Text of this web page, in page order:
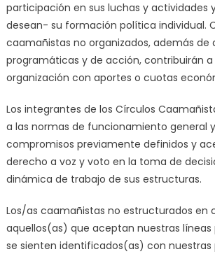
participación en sus luchas y actividades
desean- su formación política individual.
caamañistas no organizados, además de
programáticas y de acción, contribuirán a
organización con aportes o cuotas
Los integrantes de los Círculos
a las normas de funcionamiento general
compromisos previamente definidos y
derecho a voz y voto en la toma de
dinámica de trabajo de sus estructuras.
Los/as caamañistas no estructurados en
aquellos(as) que aceptan nuestras
se sienten identificados(as) con nuestras